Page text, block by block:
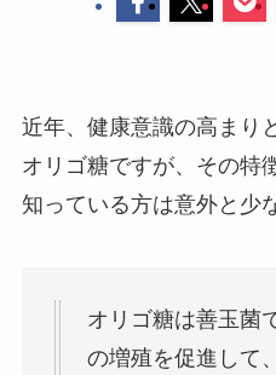
近年、健康意識の高まり
オリゴ糖ですが、その特
知っている方は意外と少
オリゴ糖は善玉菌
の増殖を促進して